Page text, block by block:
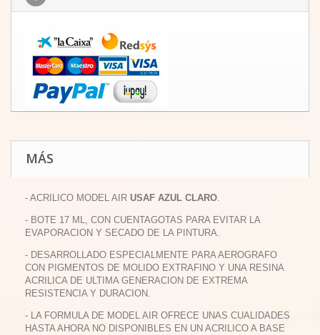
MÁS
- ACRILICO MODEL AIR USAF AZUL CLARO.
- BOTE 17 ML, CON CUENTAGOTAS PARA EVITAR LA
EVAPORACION Y SECADO DE LA PINTURA.
- DESARROLLADO ESPECIALMENTE PARA AEROGRAFO
CON PIGMENTOS DE MOLIDO EXTRAFINO Y UNA RESINA
ACRILICA DE ULTIMA GENERACION DE EXTREMA
RESISTENCIA Y DURACION.
- LA FORMULA DE MODEL AIR OFRECE UNAS CUALIDADES
HASTA AHORA NO DISPONIBLES EN UN ACRILICO A BASE